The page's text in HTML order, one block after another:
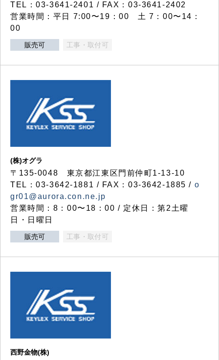
TEL：03-3641-2401 / FAX：03-3641-2402
営業時間：平日 7:00〜19：00 土 7：00〜14：
00
販売可 工事・取付可
(株)オグラ
〒135-0048 東京都江東区門前仲町1-13-10
TEL：03-3642-1881 / FAX：03-3642-1885 / o
gr01@aurora.con.ne.jp
営業時間：8：00〜18：00 / 定休日：第2土曜
日・日曜日
販売可 工事・取付可
西野金物(株)